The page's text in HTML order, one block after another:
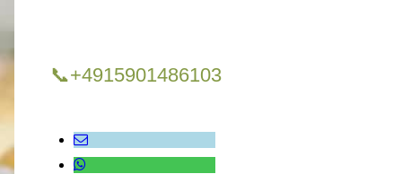
📞+4915901486103